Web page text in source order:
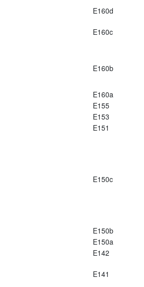
E160d
E160c
E160b
E160a
E155
E153
E151
E150c
E150b
E150a
E142
E141